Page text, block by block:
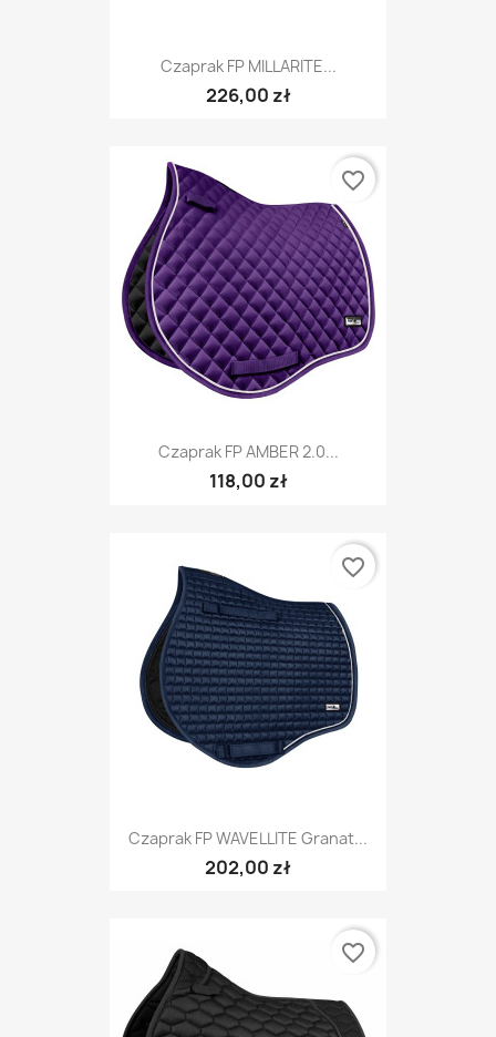
Czaprak FP MILLARITE...
226,00 zł
Czaprak FP AMBER 2.0...
118,00 zł
favorite_border
Czaprak FP WAVELLITE Granat...
202,00 zł
favorite_border
favorite_border